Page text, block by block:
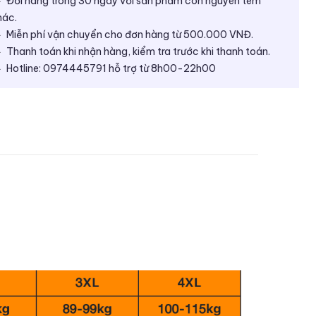
Miễn phí vận chuyển cho đơn hàng từ 500.000 VNĐ.
Thanh toán khi nhận hàng, kiểm tra trước khi thanh toán.
Hotline: 0974445791 hỗ trợ từ 8h00-22h00